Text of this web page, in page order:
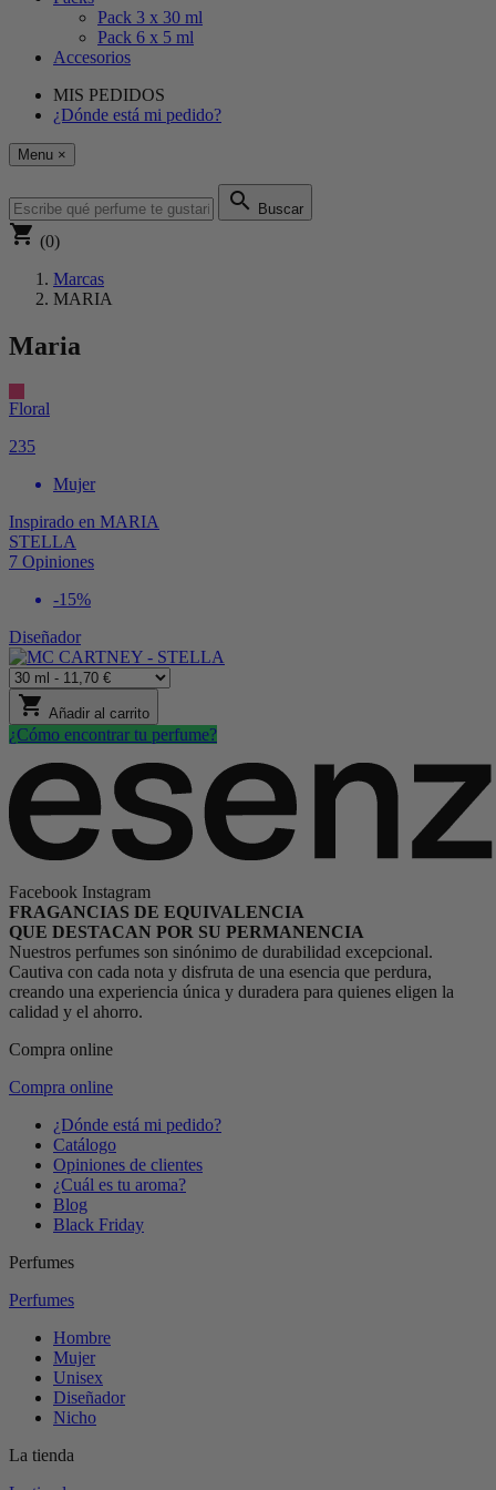
Pack 3 x 30 ml
Pack 6 x 5 ml
Accesorios
MIS PEDIDOS
¿Dónde está mi pedido?
Menu ×
search Buscar
shopping_cart (0)
Marcas
MARIA
Maria
Floral
235
Mujer
Inspirado en MARIA
STELLA
7 Opiniones
-15%
Diseñador
shopping_cart Añadir al carrito
¿Cómo encontrar tu perfume?
Facebook Instagram
FRAGANCIAS DE EQUIVALENCIA
QUE DESTACAN POR SU PERMANENCIA
Nuestros perfumes son sinónimo de durabilidad excepcional.
Cautiva con cada nota y disfruta de una esencia que perdura,
creando una experiencia única y duradera para quienes eligen la
calidad y el ahorro.
Compra online
Compra online
¿Dónde está mi pedido?
Catálogo
Opiniones de clientes
¿Cuál es tu aroma?
Blog
Black Friday
Perfumes
Perfumes
Hombre
Mujer
Unisex
Diseñador
Nicho
La tienda